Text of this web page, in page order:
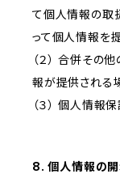
て個人情報の取
って個人情報を
（２） 合併その
報が提供される
（３） 個人情報
8. 個人情報の